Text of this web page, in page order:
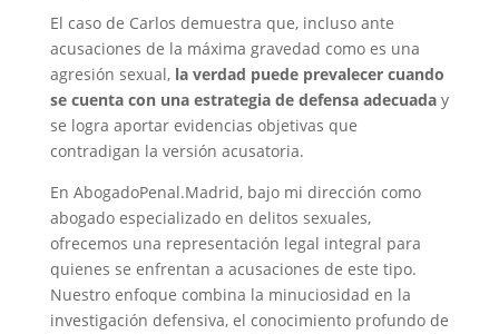
El caso de Carlos demuestra que, incluso ante
acusaciones de la máxima gravedad como es una
agresión sexual, la verdad puede prevalecer cuando
se cuenta con una estrategia de defensa adecuaday
se logra aportar evidencias objetivas que
contradigan la versión acusatoria.
En AbogadoPenal.Madrid, bajo mi dirección como
abogado especializado en delitos sexuales,
ofrecemos una representación legal integral para
quienes se enfrentan a acusaciones de este tipo.
Nuestro enfoque combina la minuciosidad en la
investigación defensiva, el conocimiento profundo de